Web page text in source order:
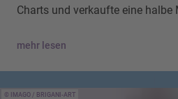
Charts und verkaufte eine
mehr lesen
IMAGO / BRIGANI-ART